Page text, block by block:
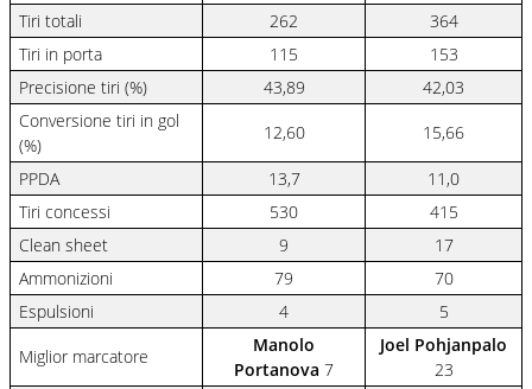
Tiri totali
262
364
Tiri in porta
115
153
Precisione tiri (%)
43,89
42,03
Conversione tiri in gol
(%)
12,60 15,66
PPDA 13,7
11,0
Tiri concessi
530
415
Clean sheet
9
17
Ammonizioni
79
70
Espulsioni
4
5
Miglior marcatore
Manolo
Portanova 7
Joel Pohjanpalo
23